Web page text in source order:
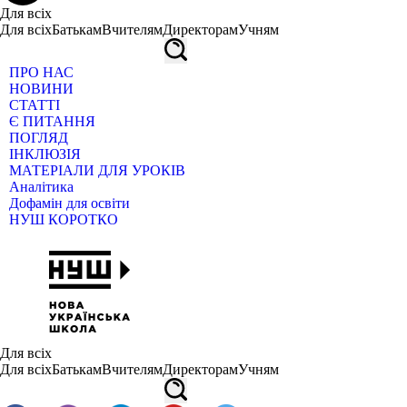
Для всіх
Для всіхБатькамВчителямДиректорамУчням
ПРО НАС
НОВИНИ
СТАТТІ
Є ПИТАННЯ
ПОГЛЯД
ІНКЛЮЗІЯ
МАТЕРІАЛИ ДЛЯ УРОКІВ
Аналітика
Дофамін для освіти
НУШ КОРОТКО
Для всіх
Для всіхБатькамВчителямДиректорамУчням